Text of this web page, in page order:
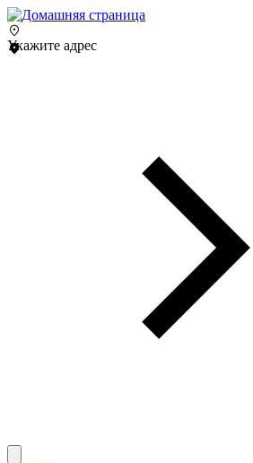
Укажите адрес